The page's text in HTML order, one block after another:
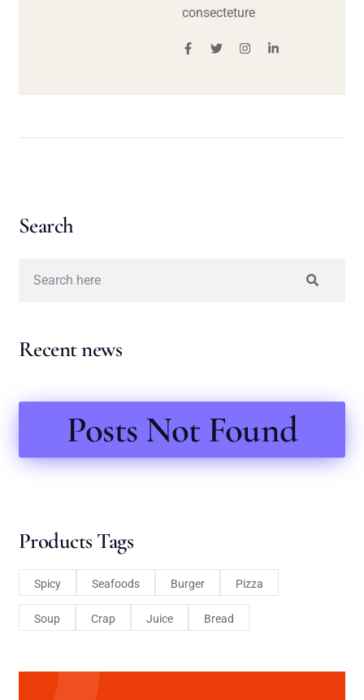
consecteture
Search
Recent news
Posts Not Found
Products Tags
Spicy Seafoods Burger Pizza
Soup Crap Juice Bread